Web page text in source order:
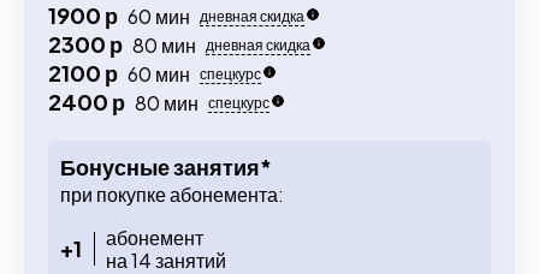
1900 р 60 мин дневная скидка
2300 р 80 мин дневная скидка
2100 р 60 мин спецкурс
2400 р 80 мин спецкурс
Бонусные занятия*
при покупке абонемента:
+1
абонемент
на 14 занятий